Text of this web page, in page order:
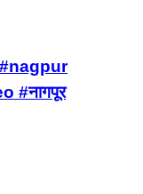
#नागपूर